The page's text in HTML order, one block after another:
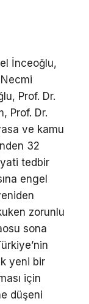
İnceoğlu,
Prof. Dr.
Prof. Dr.
ve kamu
32
tedbir
engel
zorunlu
sona
yeni bir
için
düşeni